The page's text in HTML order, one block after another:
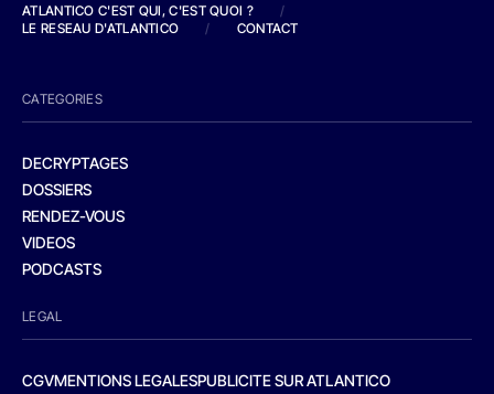
ATLANTICO C'EST QUI, C'EST QUOI ?
/
LE RESEAU D'ATLANTICO
/ CONTACT
CATEGORIES
DECRYPTAGES
DOSSIERS
RENDEZ-VOUS
VIDEOS
PODCASTS
LEGAL
CGVMENTIONS LEGALESPUBLICITE SUR ATLANTICO